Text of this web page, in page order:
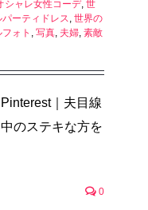
シャレ女性コーデ, 世
ーティドレス, 世界の
ォト , 写真, 夫婦, 素敵
｜夫目線
のステキな方を
0